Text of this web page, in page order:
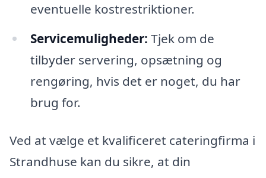
eventuelle kostrestriktioner.
Servicemuligheder: Tjek om de
tilbyder servering, opsætning og
rengøring, hvis det er noget, du har
brug for.
Ved at vælge et kvalificeret cateringfirma i
Strandhuse kan du sikre, at din